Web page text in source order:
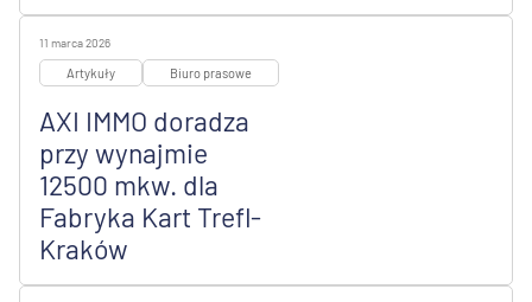
11 marca 2026
Artykuły Biuro prasowe
AXI IMMO doradza
przy wynajmie
12500 mkw. dla
Fabryka Kart Trefl-
Kraków